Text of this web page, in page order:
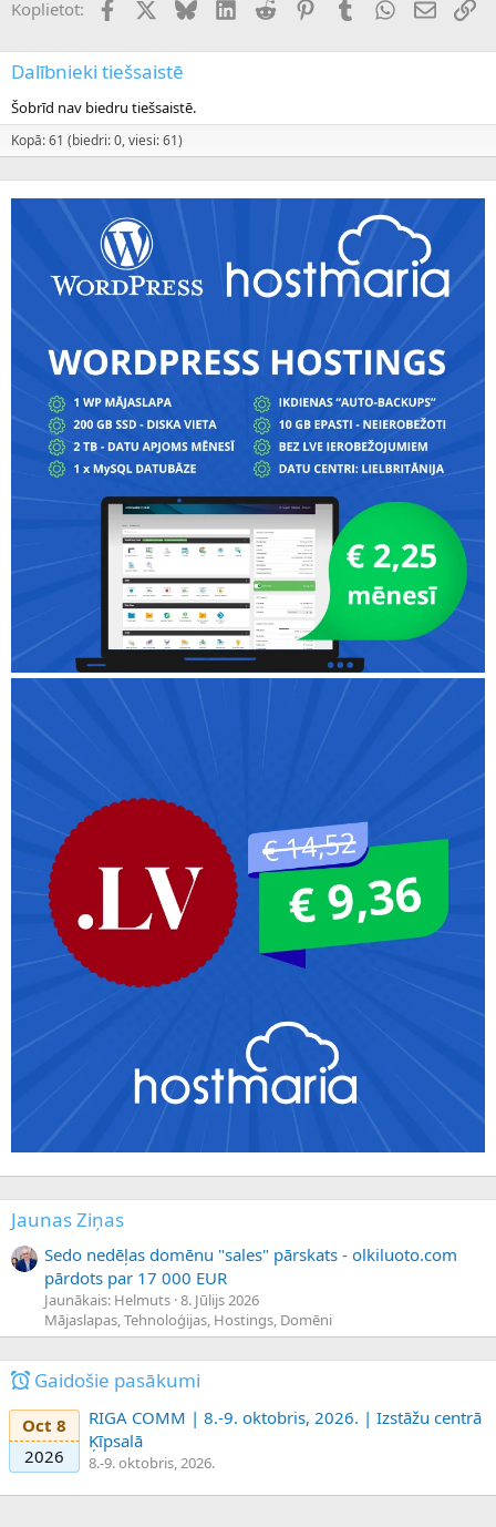
Koplietot: FacebookX (Twitter)
BlueskyLinkedInReddit PinterestTumblrWhatsApp
E-pasts
Dalībnieki tiešsaistē
Šobrīd nav biedru tiešsaistē.
Kopā: 61 (biedri: 0, viesi: 61)
Jaunas Ziņas
Sedo nedēļas domēnu "sales" pārskats - olkiluoto.com
pārdots par 17 000 EUR
Jaunākais: Helmuts 8. Jūlijs 2026
Mājaslapas, Tehnoloģijas, Hostings, Domēni
Gaidošie pasākumi
Oct 8
2026
RIGA COMM | 8.-9. oktobris, 2026. | Izstāžu centrā
Ķīpsalā
8.-9. oktobris, 2026.